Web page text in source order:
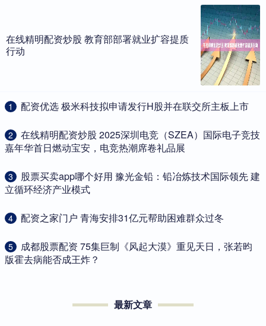
在线精明配资炒股 教育部部署就业扩容提质
行动
1 ​配资优选 极米科技拟申请发行H股并在联交所主板上市
2
​在线精明配资炒股 2025深圳电竞（SZEA）国际电子竞技
嘉年华首日燃动宝安，电竞热潮席卷礼品展
3
​股票买卖app哪个好用 豫光金铅：铅冶炼技术国际领先 建
立循环经济产业模式
4 ​配资之家门户 青海安排31亿元帮助困难群众过冬
5
​成都股票配资 75集巨制《风起大漠》重见天日，张若昀
版霍去病能否成王炸？
最新文章